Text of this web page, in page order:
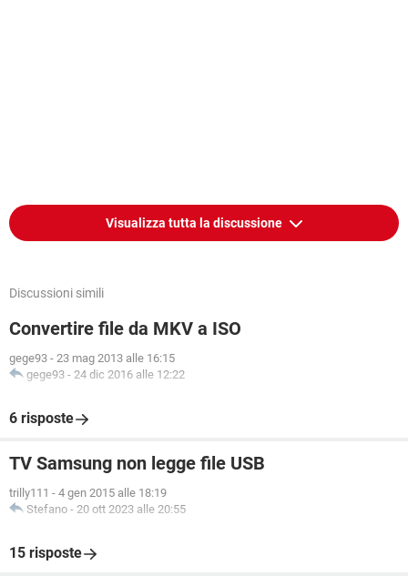
Visualizza tutta la discussione
Discussioni simili
Convertire file da MKV a ISO
gege93 - 23 mag 2013 alle 16:15
gege93 - 24 dic 2016 alle 12:22
6 risposte
TV Samsung non legge file USB
trilly111 - 4 gen 2015 alle 18:19
Stefano - 20 ott 2023 alle 20:55
15 risposte